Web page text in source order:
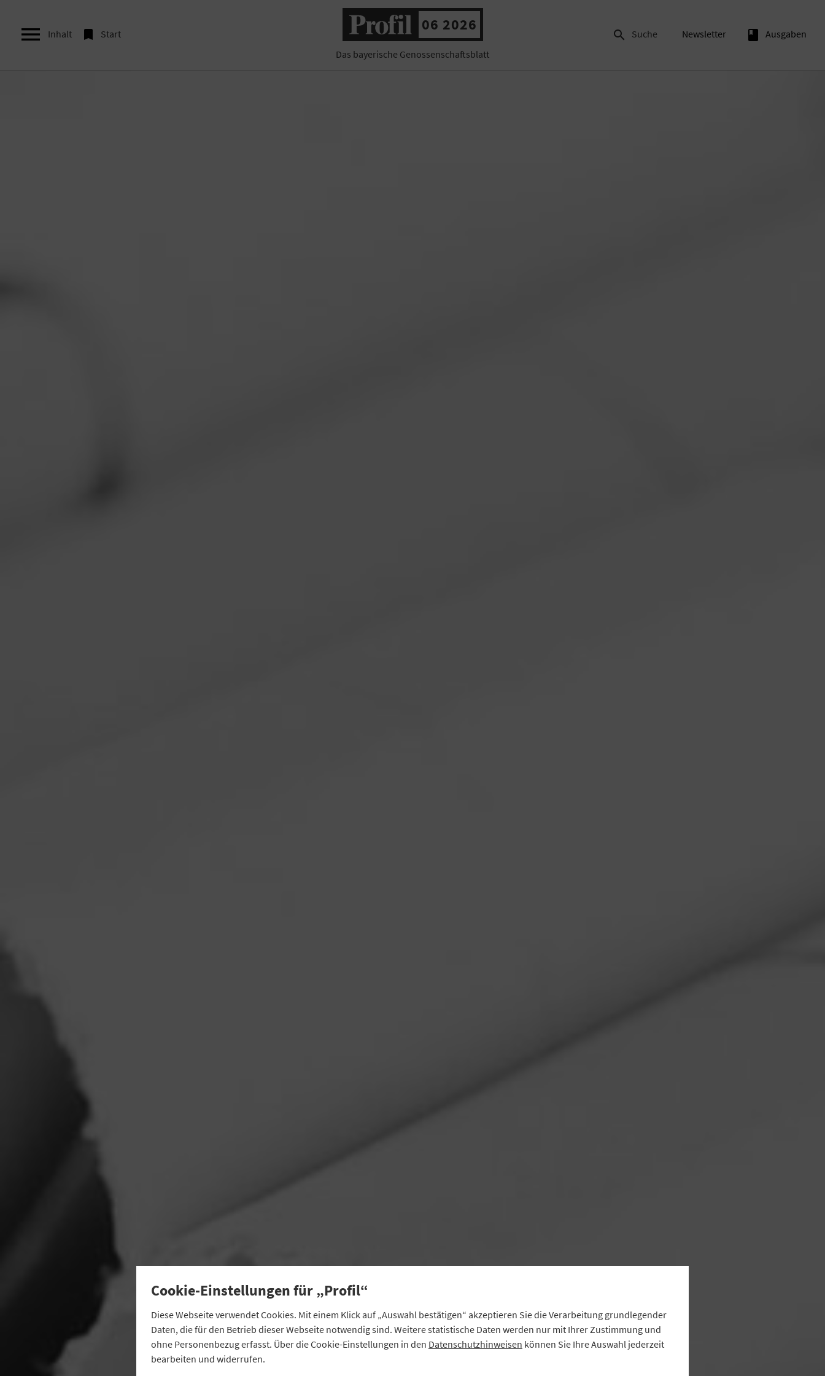
 Inhalt  Start
06 2026
Das bayerische Genossenschaftsblatt
 Suche Newsletter book Ausgaben
Im Fokus
Cookie-Einstellungen für „Profil“
Diese Webseite verwendet Cookies. Mit einem Klick auf „Auswahl bestätigen“ akzeptieren Sie die Verarbeitung grundlegender
Daten, die für den Betrieb dieser Webseite notwendig sind. Weitere statistische Daten werden nur mit Ihrer Zustimmung und
ohne Personenbezug erfasst. Über die Cookie-Einstellungen in den Datenschutzhinweisen können Sie Ihre Auswahl jederzeit
bearbeiten und widerrufen.